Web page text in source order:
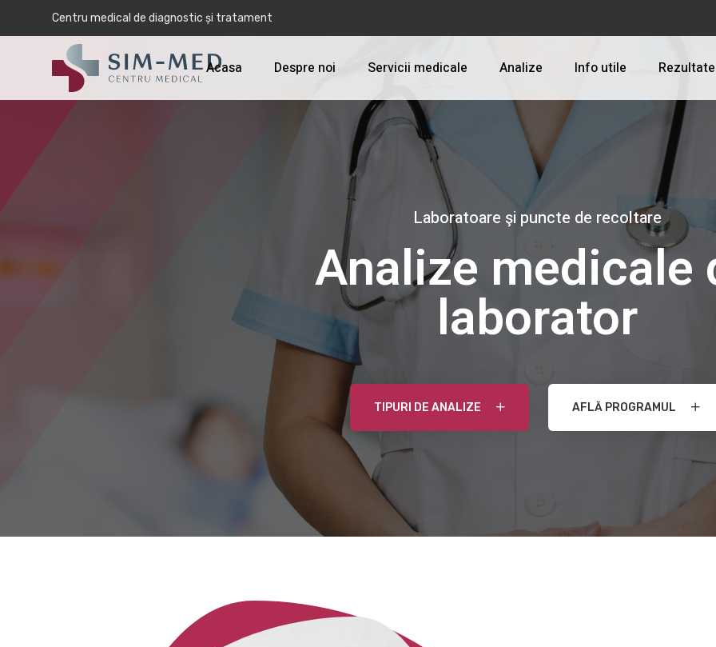
Centru medical de diagnostic și tratament
Acasa Despre noi Servicii medicale Analize Info utile Rezultate
Servicii medicale
Medicina